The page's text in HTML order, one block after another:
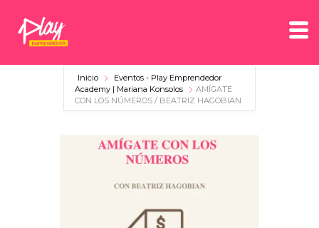
Inicio
Eventos - Play Emprendedor
Academy | Mariana Konsolos
AMÍGATE
CON LOS NÚMEROS / BEATRIZ HAGOBIAN